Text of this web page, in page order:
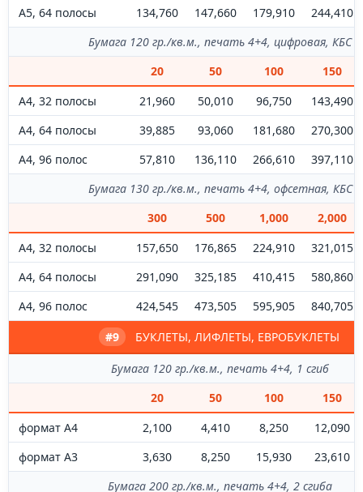
А5, 64 полосы
134,760 147,660 179,910
244,410
Бумага 120 гр./кв.м., печать 4+4, цифровая, КБС
20
50 100
150
А4, 32 полосы
21,960 50,010 96,750
143,490
А4, 64 полосы
39,885 93,060 181,680
270,300
А4, 96 полос
57,810 136,110 266,610
397,110
Бумага 130 гр./кв.м., печать 4+4, офсетная, КБС
300
500 1,000
2,000
А4, 32 полосы
157,650 176,865 224,910
321,015
А4, 64 полосы
291,090 325,185 410,415
580,860
А4, 96 полос
424,545 473,505 595,905
840,705
#9
БУКЛЕТЫ, ЛИФЛЕТЫ, ЕВРОБУКЛЕТЫ
Бумага 120 гр./кв.м., печать 4+4, 1 сгиб
20
50 100
150
формат А4
2,100 4,410 8,250
12,090
формат А3
3,630 8,250 15,930
23,610
Бумага 200 гр./кв.м., печать 4+4, 2 сгиба